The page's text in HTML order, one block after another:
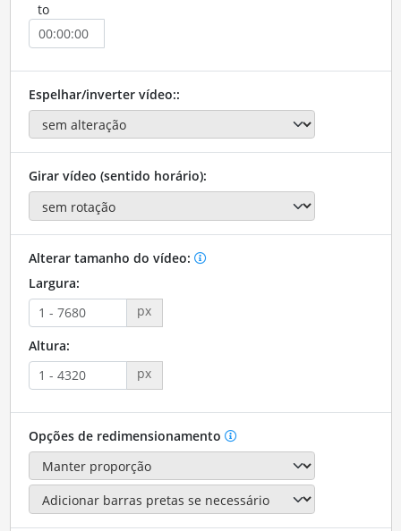
to
Espelhar/inverter vídeo::
Girar vídeo (sentido horário):
Alterar tamanho do vídeo:
Largura:
px
Altura:
px
Opções de redimensionamento